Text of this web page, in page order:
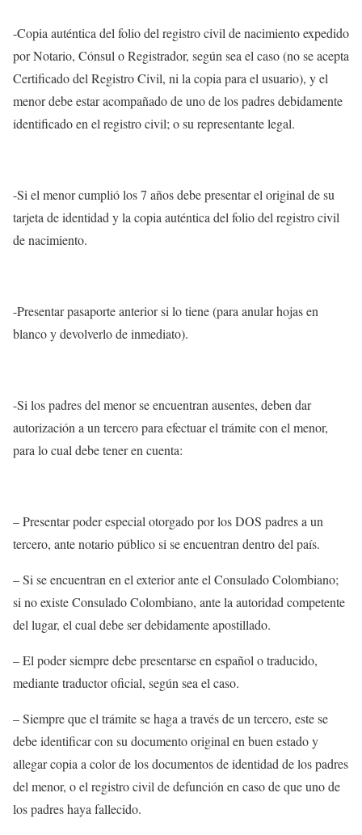
-Copia auténtica del folio del registro civil de nacimiento expedido
por Notario, Cónsul o Registrador, según sea el caso (no se acepta
Certificado del Registro Civil, ni la copia para el usuario), y el
menor debe estar acompañado de uno de los padres debidamente
identificado en el registro civil; o su representante legal.
-Si el menor cumplió los 7 años debe presentar el original de su
tarjeta de identidad y la copia auténtica del folio del registro civil
de nacimiento.
-Presentar pasaporte anterior si lo tiene (para anular hojas en
blanco y devolverlo de inmediato).
-Si los padres del menor se encuentran ausentes, deben dar
autorización a un tercero para efectuar el trámite con el menor,
para lo cual debe tener en cuenta:
– Presentar poder especial otorgado por los DOS padres a un
tercero, ante notario público si se encuentran dentro del país.
– Si se encuentran en el exterior ante el Consulado Colombiano;
si no existe Consulado Colombiano, ante la autoridad competente
del lugar, el cual debe ser debidamente apostillado.
– El poder siempre debe presentarse en español o traducido,
mediante traductor oficial, según sea el caso.
– Siempre que el trámite se haga a través de un tercero, este se
debe identificar con su documento original en buen estado y
allegar copia a color de los documentos de identidad de los padres
del menor, o el registro civil de defunción en caso de que uno de
los padres haya fallecido.